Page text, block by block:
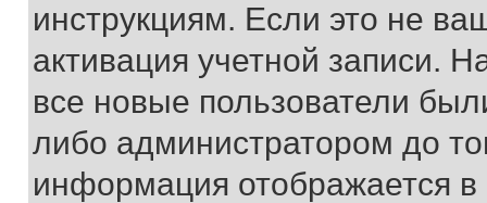
инструкциям. Если это не
активация учетной записи.
все новые пользователи
либо администратором до
информация отображается